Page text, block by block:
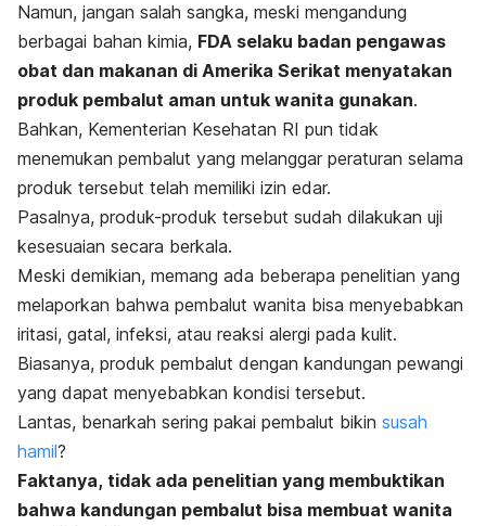
Namun, jangan salah sangka, meski mengandung
berbagai bahan kimia, FDA selaku badan pengawas
obat dan makanan di Amerika Serikat menyatakan
produk pembalut aman untuk wanita gunakan.
Bahkan, Kementerian Kesehatan RI pun tidak
menemukan pembalut yang melanggar peraturan selama
produk tersebut telah memiliki izin edar.
Pasalnya, produk-produk tersebut sudah dilakukan uji
kesesuaian secara berkala.
Meski demikian, memang ada beberapa penelitian yang
melaporkan bahwa pembalut wanita bisa menyebabkan
iritasi, gatal, infeksi, atau reaksi alergi pada kulit.
Biasanya, produk pembalut dengan kandungan pewangi
yang dapat menyebabkan kondisi tersebut.
Lantas, benarkah sering pakai pembalut bikin susah
hamil?
Faktanya, tidak ada penelitian yang membuktikan
bahwa kandungan pembalut bisa membuat wanita